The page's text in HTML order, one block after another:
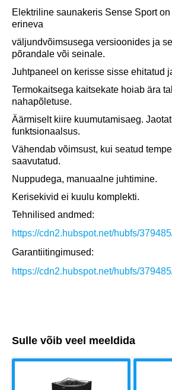
Elektriline saunakeris Sense Sport
erineva
väljundvõimsusega versioonides ja
põrandale või seinale.
Juhtpaneel on kerisse sisse ehitatud
Termokaitsega kaitsekate hoiab ära
nahapõletuse.
Äärmiselt kiire kuumutamisaeg.
funktsionaalsus.
Vähendab võimsust, kui seatud
saavutatud.
Nuppudega, manuaalne juhtimine.
Kerisekivid ei kuulu komplekti.
Tehnilised andmed:
https://cdn2.hubspot.net/hubfs/
Garantiitingimused:
https://cdn2.hubspot.net/hubfs/
Sulle võib veel meeldida